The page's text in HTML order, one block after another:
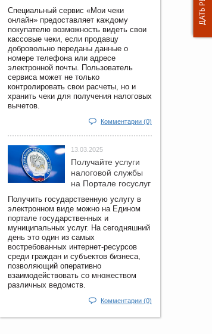
Специальный сервис «Мои чеки
онлайн» предоставляет каждому
покупателю возможность видеть свои
кассовые чеки, если продавцу
добровольно переданы данные о
номере телефона или адресе
электронной почты. Пользователь
сервиса может не только
контролировать свои расчеты, но и
хранить чеки для получения налоговых
вычетов.
Комментарии (0)
13.03.2025
Получайте услуги
налоговой службы
на Портале госyслуг
Получить государственную услугу в
электронном виде можно на Едином
портале государственных и
муниципальных услуг. На сегодняшний
день это один из самых
востребованных интернет-ресурсов
среди граждан и субъектов бизнеса,
позволяющий оперативно
взаимодействовать со множеством
различных ведомств.
Комментарии (0)